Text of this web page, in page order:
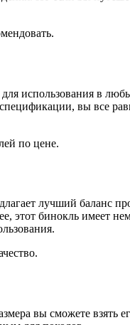
использования в
вы все
по цене.
лучший баланс
этот бинокль имеет
вы сможете взять